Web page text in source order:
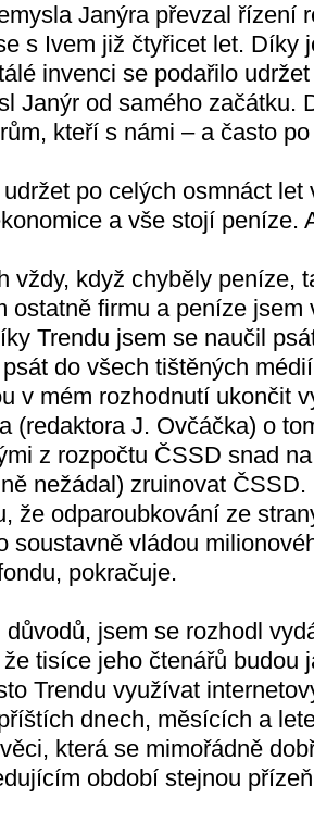
Janýra převzal řízení
s Ivem již čtyřicet let. Díky
invenci se podařilo
Janýr od samého začátku.
kteří s námi – a často
po celých osmnáct let
a vše stojí peníze.
vždy, když chyběly peníze,
ostatně firmu a peníze
Trendu jsem se naučil
do všech tištěných
v mém rozhodnutí ukončit
(redaktora J. Ovčáčka) o
z rozpočtu ČSSD snad
nežádal) zruinovat
že odparoubkování ze
soustavně vládou
pokračuje.
jsem se rozhodl
tisíce jeho čtenářů budou
Trendu využívat
dnech, měsících a
která se mimořádně
období stejnou